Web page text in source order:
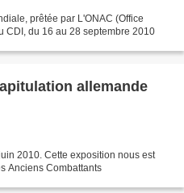
prêtée par L'ONAC (Office
CDI, du 16 au 28 septembre 2010
allemande
2010. Cette exposition nous est
Anciens Combattants